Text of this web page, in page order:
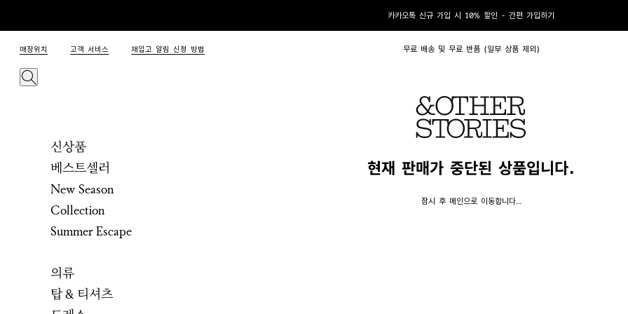
카카오톡 신규 가입 시 10% 할인 - 간편 가입하기
매장위치 고객 서비스 재입고 알림 신청 방법 무료 배송 및 무료 반품 (일부 상품 제외)
신상품
베스트셀러
New Season
Collection
Summer Escape
의류
탑 & 티셔츠
현재 판매가 중단된 상품입니다.
잠시 후 메인으로 이동합니다…